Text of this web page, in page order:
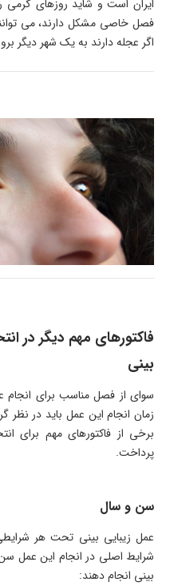
ایران است و شاید روزهای گرمی
فصل خاصی مشکل دارند، می
اگر عجله دارند به یک شهر دیگر
فاکتورهای مهم دیگر در
بینی
سوای از فصل مناسب برای انجام
زمان انجام این عمل باید در نظر
برخی از فاکتورهای مهم برای
پرداخت.
سن و سال
عمل زیبایی بینی تحت هر
شرایط اصلی در انجام این عمل
بینی انجام دهند: